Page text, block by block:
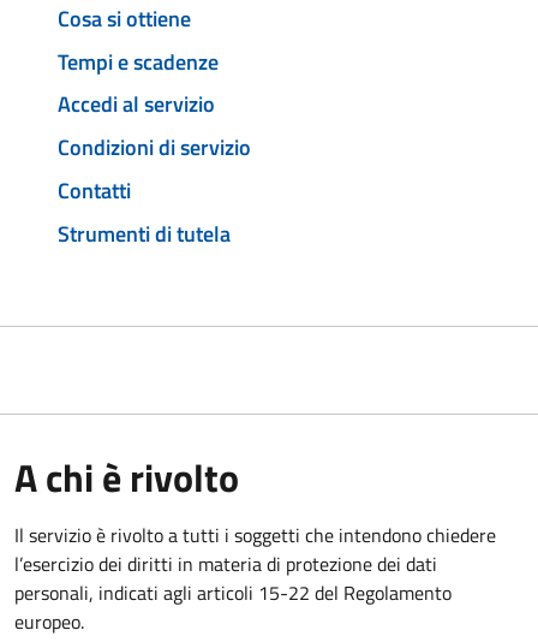
Cosa si ottiene
Tempi e scadenze
Accedi al servizio
Condizioni di servizio
Contatti
Strumenti di tutela
A chi è rivolto
Il servizio è rivolto a tutti i soggetti che intendono chiedere
l’esercizio dei diritti in materia di protezione dei dati
personali, indicati agli articoli 15-22 del Regolamento
europeo.